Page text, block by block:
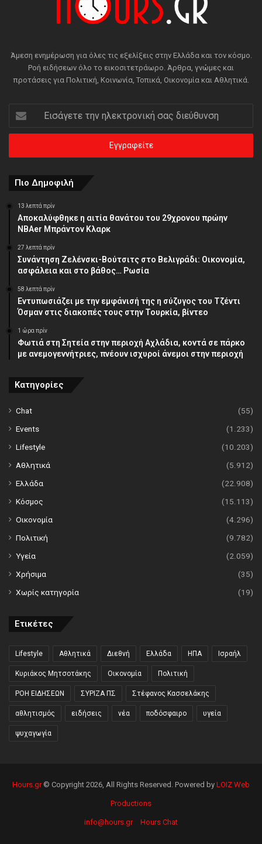
Άμεση ενημέρωση για όλες τις εξελίξεις στην Ελλάδα και τον κόσμο.
Ροή ειδήσεων όλο το εικοσιτετράωρο. Άρθρα, γνώμες και
προτάσεις για Πολιτική, Κοινωνία, Τοπικά, Οικονομία και Αθλητικά.
την
ηλεκτρονική
διεύθυνση
Πιο Δημοφιλή
13 λεπτά πρίν
Αποκαλύφθηκε η αιτία θανάτου του 29χρονου πρώην
NBAer Μπράντον Κλαρκ
27 λεπτά πρίν
Συνάντηση Ζελένσκι-Βούτσιτς στο Βελιγράδι: Οικονομία,
ασφάλεια και στο βάθος… Ρωσία
58 λεπτά πρίν
Εντυπωσιάζει με την εμφάνισή της η σύζυγος του Τζέντι
Όσμαν στις διακοπές τους στην Τουρκία, βίντεο
1 ώρα πρίν
Φωτιά στη Σητεία στην περιοχή Αχλάδια, κοντά σε πάρκο
με ανεμογεννήτριες, πνέουν ισχυροί άνεμοι στην περιοχή
Κατηγορίες
Chat
(55)
Events
(1.233)
Lifestyle
(10.203)
Αθλητικά
(5.912)
Ελλάδα
(22.908)
Κόσμος
(15.113)
Οικονομία
(4.296)
Πολιτική
(9.782)
Υγεία
(2.059)
Χρήσιμα
(35)
Χωρίς κατηγορία
(19)
Ετικέτες
Lifestyle Αθλητικά Διεθνή Ελλάδα ΗΠΑ Ισραήλ
Κυριάκος Μητσοτάκης Οικονομία Πολιτική
ΡΟΗ ΕΙΔΗΣΕΩΝ ΣΥΡΙΖΑ ΠΣ Στέφανος Κασσελάκης
αθλητισμός ειδήσεις νέα ποδόσφαιρο υγεία
ψυχαγωγία
Hours.gr© Copyright 2026, All Rights Reserved. Powered by LOIZ Web
Productions
info@hours.gr Hours Chat